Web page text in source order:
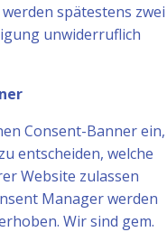
spätestens zwei
unwiderruflich
Consent-Banner ein,
entscheiden, welche
Website zulassen
Manager werden
Wir sind gem.